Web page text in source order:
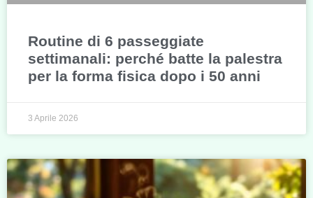
Routine di 6 passeggiate
settimanali: perché batte la palestra
per la forma fisica dopo i 50 anni
3 Aprile 2026